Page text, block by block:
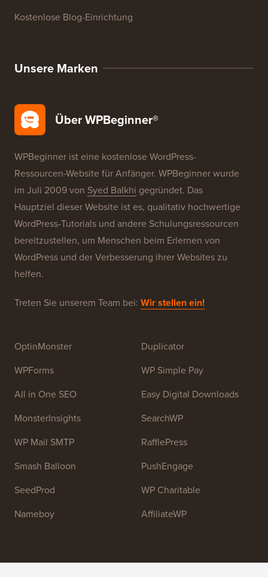
Kostenlose Blog-Einrichtung
Unsere Marken
Über WPBeginner®
WPBeginner ist eine kostenlose WordPress-
Ressourcen-Website für Anfänger. WPBeginner wurde
im Juli 2009 von Syed Balkhi gegründet. Das
Hauptziel dieser Website ist es, qualitativ hochwertige
WordPress-Tutorials und andere Schulungsressourcen
bereitzustellen, um Menschen beim Erlernen von
WordPress und der Verbesserung ihrer Websites zu
helfen.
Treten Sie unserem Team bei: Wir stellen ein!
OptinMonster
WPForms
All in One SEO
MonsterInsights
WP Mail SMTP
Smash Balloon
SeedProd
Nameboy
Duplicator
WP Simple Pay
Easy Digital Downloads
SearchWP
RafflePress
PushEngage
WP Charitable
AffiliateWP